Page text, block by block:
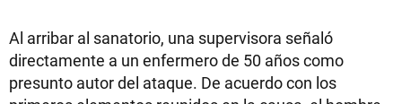
Al arribar al sanatorio, una supervisora señaló
directamente a un enfermero de 50 años como
presunto autor del ataque. De acuerdo con los